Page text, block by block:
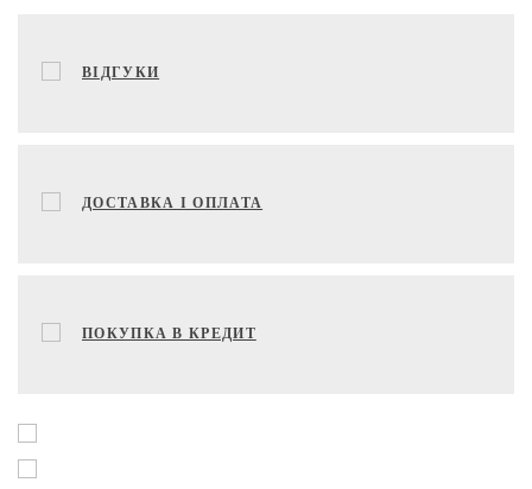
ВІДГУКИ
ДОСТАВКА І ОПЛАТА
ПОКУПКА В КРЕДИТ